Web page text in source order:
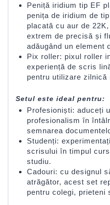
Peniță iridium tip EF
penița de iridium de
placată cu aur de
extrem de precisă și
adăugând un element
Pix roller: pixul roller
experiență de scris
pentru utilizare zilnică
Setul este ideal pentru:
Profesioniști: aduceți
profesionalism în
semnarea
Studenți:
scrisului în timpul
studiu.
Cadouri: cu designul
atrăgător, acest set
pentru colegi, prieteni